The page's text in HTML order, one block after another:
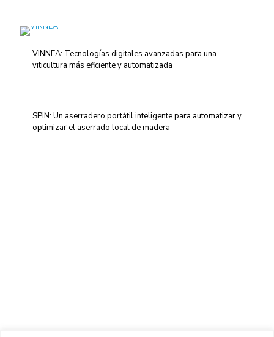
VINNEA: Tecnologías digitales avanzadas para una
viticultura más eficiente y automatizada
SPIN: Un aserradero portátil inteligente para automatizar y
optimizar el aserrado local de madera